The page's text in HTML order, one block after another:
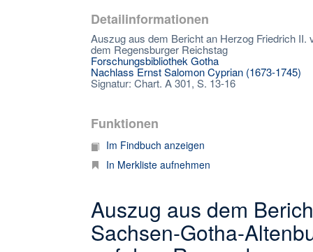
Detailinformationen
Auszug aus dem Bericht an Herzog Friedrich II.
dem Regensburger Reichstag
Forschungsbibliothek Gotha
Nachlass Ernst Salomon Cyprian (1673-1745)
Signatur: Chart. A 301, S. 13-16
Funktionen
Im Findbuch anzeigen
In Merkliste aufnehmen
Auszug aus dem
Sachsen-Gotha-